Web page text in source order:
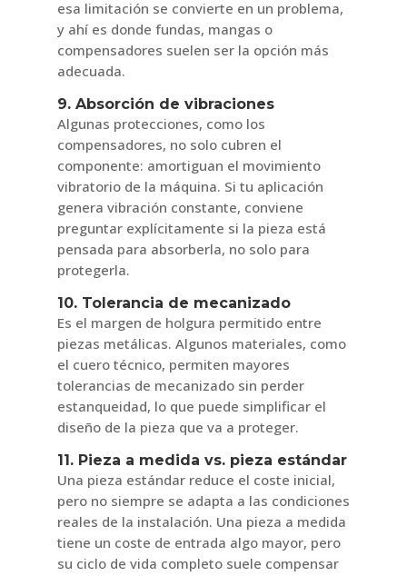
esa limitación se convierte en un problema,
y ahí es donde fundas, mangas o
compensadores suelen ser la opción más
adecuada.
9. Absorción de vibraciones
Algunas protecciones, como los
compensadores, no solo cubren el
componente: amortiguan el movimiento
vibratorio de la máquina. Si tu aplicación
genera vibración constante, conviene
preguntar explícitamente si la pieza está
pensada para absorberla, no solo para
protegerla.
10. Tolerancia de mecanizado
Es el margen de holgura permitido entre
piezas metálicas. Algunos materiales, como
el cuero técnico, permiten mayores
tolerancias de mecanizado sin perder
estanqueidad, lo que puede simplificar el
diseño de la pieza que va a proteger.
11. Pieza a medida vs. pieza estándar
Una pieza estándar reduce el coste inicial,
pero no siempre se adapta a las condiciones
reales de la instalación. Una pieza a medida
tiene un coste de entrada algo mayor, pero
su ciclo de vida completo suele compensar